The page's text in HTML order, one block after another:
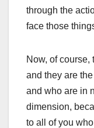
through the
face those
Now, of course,
and they are
and who are in
dimension,
to all of you